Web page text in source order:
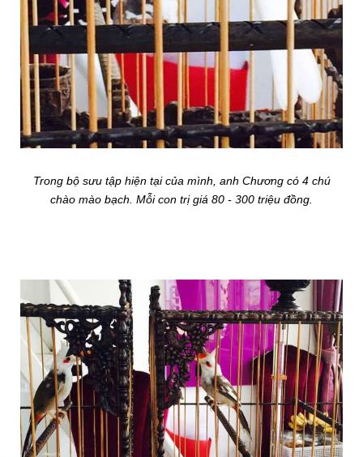
Trong bộ sưu tập hiện tại của mình, anh Chương có 4 chú
chào mào bạch. Mỗi con trị giá 80 - 300 triệu đồng.